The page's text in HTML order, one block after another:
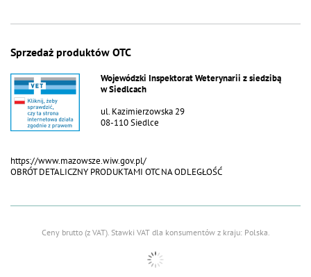
Sprzedaż produktów OTC
Wojewódzki Inspektorat Weterynarii z siedzibą
w Siedlcach
ul. Kazimierzowska 29
08-110 Siedlce
https://www.mazowsze.wiw.gov.pl/
OBRÓT DETALICZNY PRODUKTAMI OTC NA ODLEGŁOŚĆ
Ceny brutto (z VAT). Stawki VAT dla konsumentów z kraju: Polska